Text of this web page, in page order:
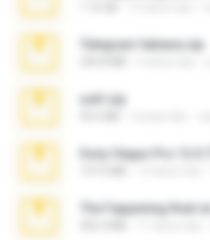
Telegram fabiana.zip
ouh!.zip
The Fappening final.rar